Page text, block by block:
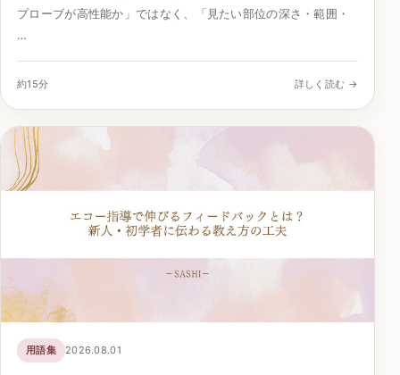
プローブが高性能か」ではなく、「見たい部位の深さ・範囲・
…
約15分 詳しく読む →
用語集 2026.08.01